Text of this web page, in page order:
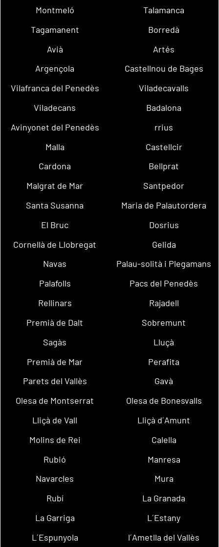
Montmeló
Talamanca
Tagamanent
Borredà
Avià
Artés
Argençola
Castellnou de Bages
Vilafranca del Penedès
Viladecavalls
Viladecans
Badalona
Avinyonet del Penedès
rrius
Malla
Castellcir
Cardona
Bellprat
Malgrat de Mar
Santpedor
Santa Susanna
Maria de Palautordera
El Bruc
Dosrius
Cornellà de Llobregat
Gelida
Navas
Palau-solità i Plegamans
Palafolls
Pacs del Penedès
Rellinars
Rajadell
Premià de Dalt
Sobremunt
Sagàs
Lluçà
Premià de Mar
Perafita
Parets del Vallès
Gavà
Olesa de Montserrat
Olesa de Bonesvalls
Lliçà de Vall
Lliçà d´Amunt
Molins de Rei
Calella
Rubió
Manresa
Navarcles
Mura
Rubí
La Granada
La Garriga
L´Estany
L´Espunyola
l´Ametlla del Vallès